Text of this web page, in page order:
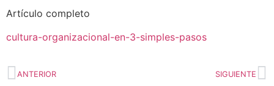
Artículo completo
cultura-organizacional-en-3-simples-pasos
ANTERIOR SIGUIENTE